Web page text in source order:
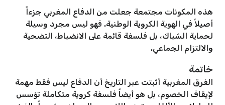
هذه المكونات مجتمعة جعلت من الدفاع المغربي جزءاً
أصيلاً في الهوية الكروية الوطنية. فهو ليس مجرد وسيلة
لحماية الشباك، بل فلسفة قائمة على الانضباط، التضحية
والالتزام الجماعي.
خاتمة
الفرق المغربية أثبتت عبر التاريخ أن الدفاع ليس فقط مهمة
لإيقاف الخصوم، بل هو أيضاً فلسفة كروية متكاملة تؤسس